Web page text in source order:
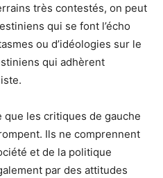
très contestés, on peut
qui se font l’écho
ou d’idéologies sur le
qui adhèrent
que les critiques de gauche
Ils ne comprennent
et de la politique
par des attitudes